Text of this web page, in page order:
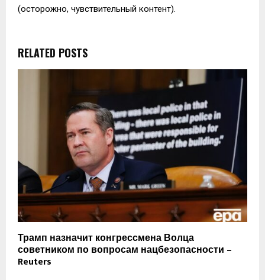
(осторожно, чувствительный контент).
RELATED POSTS
Трамп назначит конгрессмена Волца
советником по вопросам нацбезопасности –
Reuters